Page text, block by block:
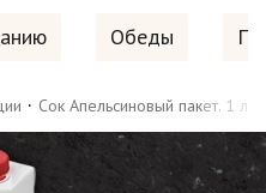
Обеды
· Сок Апельсиновый пакет. 1 л